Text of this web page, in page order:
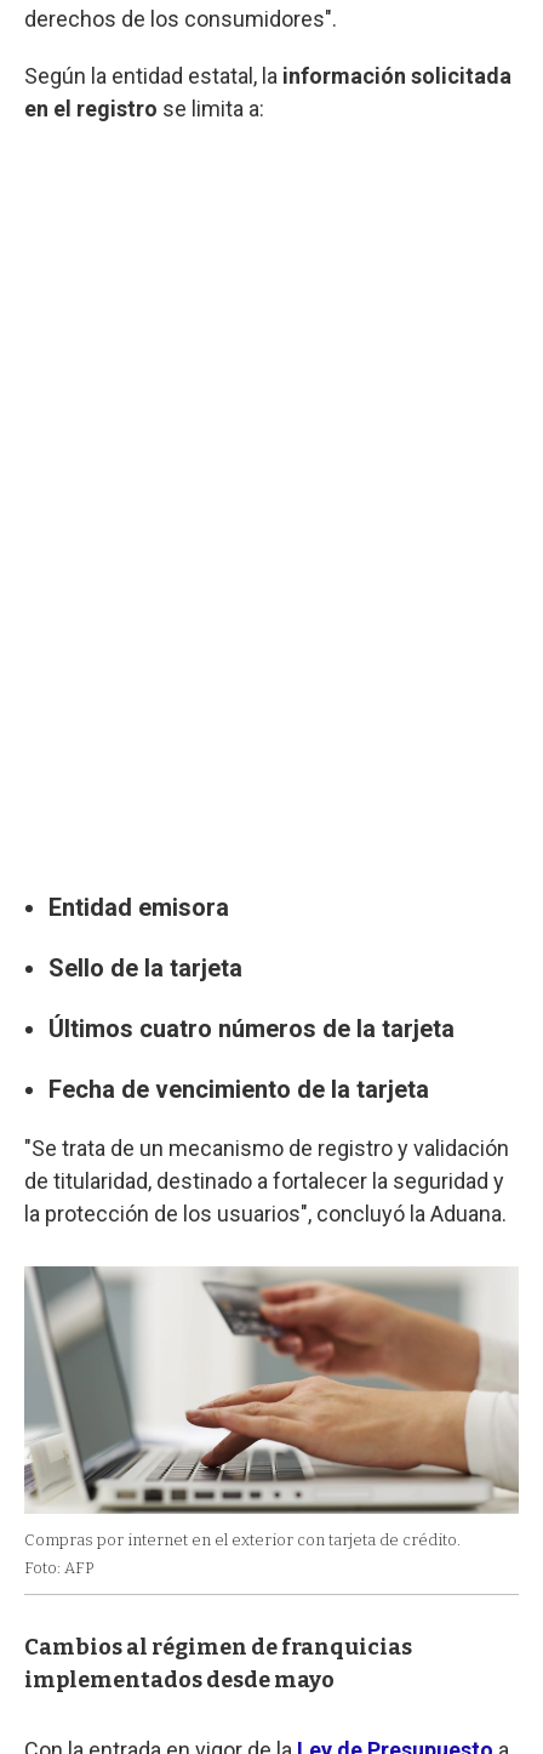
derechos de los consumidores".
Según la entidad estatal, la información solicitada
en el registro se limita a:
Entidad emisora
Sello de la tarjeta
Últimos cuatro números de la tarjeta
Fecha de vencimiento de la tarjeta
"Se trata de un mecanismo de registro y validación
de titularidad, destinado a fortalecer la seguridad y
la protección de los usuarios", concluyó la Aduana.
Compras por internet en el exterior con tarjeta de crédito.
Foto: AFP
Cambios al régimen de franquicias
implementados desde mayo